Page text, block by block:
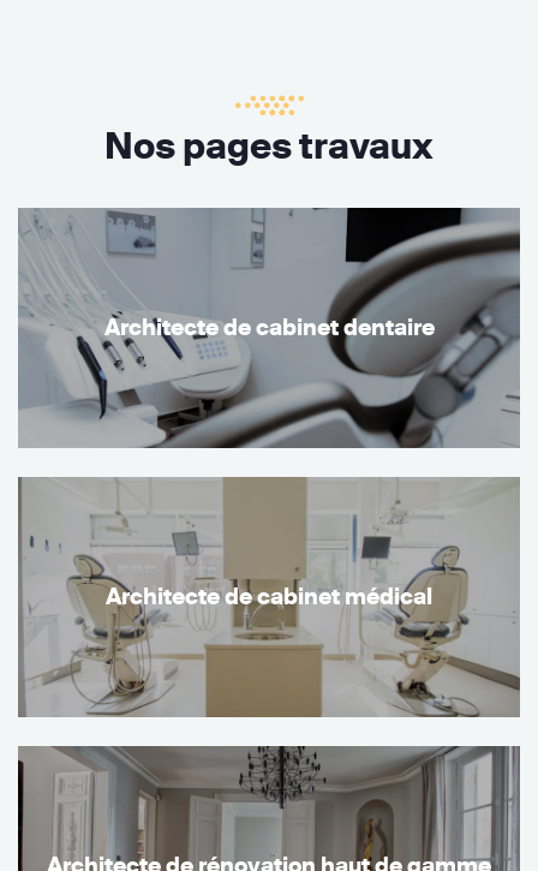
Nos pages travaux
Architecte de cabinet dentaire
Architecte de cabinet médical